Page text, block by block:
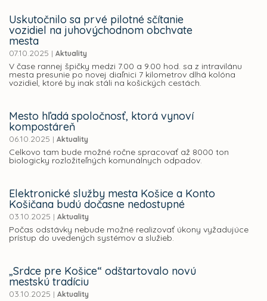
Uskutočnilo sa prvé pilotné sčítanie
vozidiel na juhovýchodnom obchvate
mesta
07.10.2025 | Aktuality
V čase rannej špičky medzi 7.00 a 9.00 hod. sa z intravilánu
mesta presunie po novej diaľnici 7 kilometrov dlhá kolóna
vozidiel, ktoré by inak stáli na košických cestách.
Mesto hľadá spoločnosť, ktorá vynoví
kompostáreň
06.10.2025 | Aktuality
Celkovo tam bude možné ročne spracovať až 8000 ton
biologicky rozložiteľných komunálnych odpadov.
Elektronické služby mesta Košice a Konto
Košičana budú dočasne nedostupné
03.10.2025 | Aktuality
Počas odstávky nebude možné realizovať úkony vyžadujúce
prístup do uvedených systémov a služieb.
„Srdce pre Košice“ odštartovalo novú
mestskú tradíciu
03.10.2025 | Aktuality